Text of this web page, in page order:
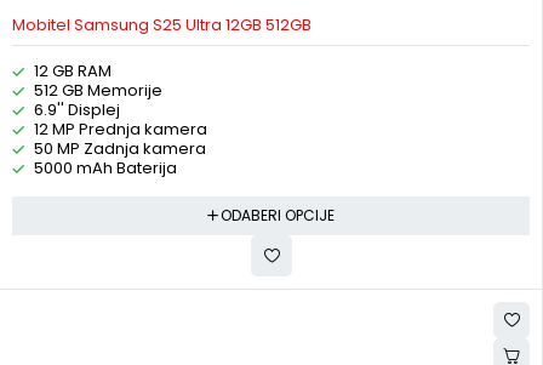
Mobitel Samsung S25 Ultra 12GB 512GB
12 GB RAM
512 GB Memorije
6.9'' Displej
12 MP Prednja kamera
50 MP Zadnja kamera
5000 mAh Baterija
ODABERI OPCIJE